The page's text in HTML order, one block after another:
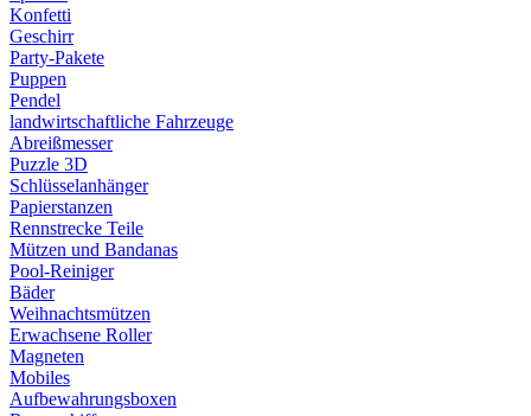
Konfetti
Geschirr
Party-Pakete
Puppen
Pendel
landwirtschaftliche Fahrzeuge
Abreißmesser
Puzzle 3D
Schlüsselanhänger
Papierstanzen
Rennstrecke Teile
Mützen und Bandanas
Pool-Reiniger
Bäder
Weihnachtsmützen
Erwachsene Roller
Magneten
Mobiles
Aufbewahrungsboxen